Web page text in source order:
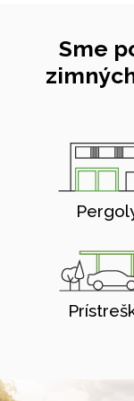
Sme